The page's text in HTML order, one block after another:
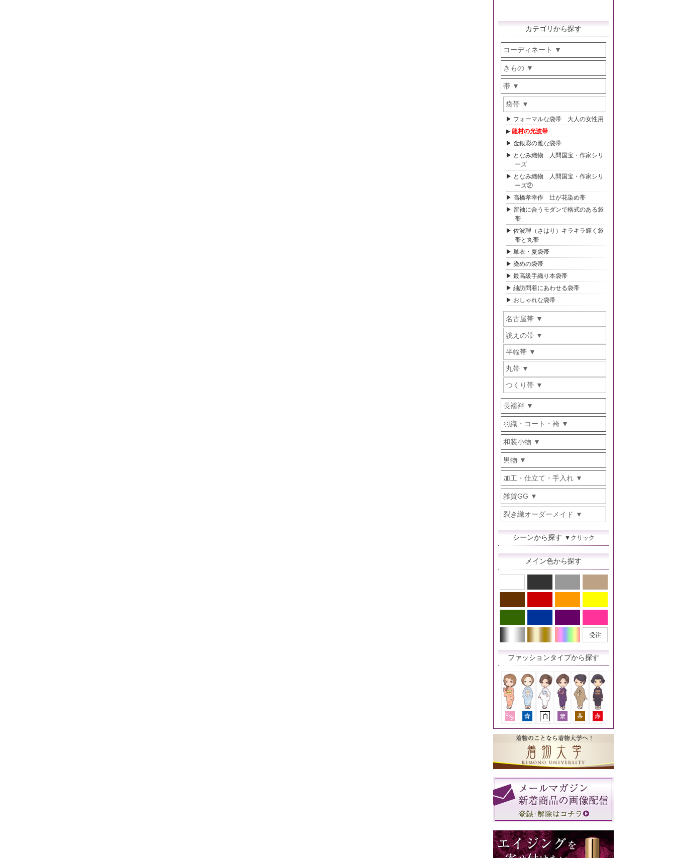
カテゴリから探す
コーディネート
きもの
帯
袋帯
フォーマルな袋帯 大人の女性用
龍村の光波帯
金銀彩の雅な袋帯
となみ織物 人間国宝・作家シリ
ーズ
となみ織物 人間国宝・作家シリ
ーズ②
高橋孝幸作 辻が花染め帯
留袖に合うモダンで格式のある袋
帯
佐波理（さはり）キラキラ輝く袋
帯と丸帯
単衣・夏袋帯
染めの袋帯
最高級手織り本袋帯
紬訪問着にあわせる袋帯
おしゃれな袋帯
名古屋帯
誂えの帯
半幅帯
丸帯
つくり帯
長襦袢
羽織・コート・袴
和装小物
男物
加工・仕立て・手入れ
雑貨GG
裂き織オーダーメイド
シーンから探す ▼クリック
メイン色から探す
ファッションタイプから探す